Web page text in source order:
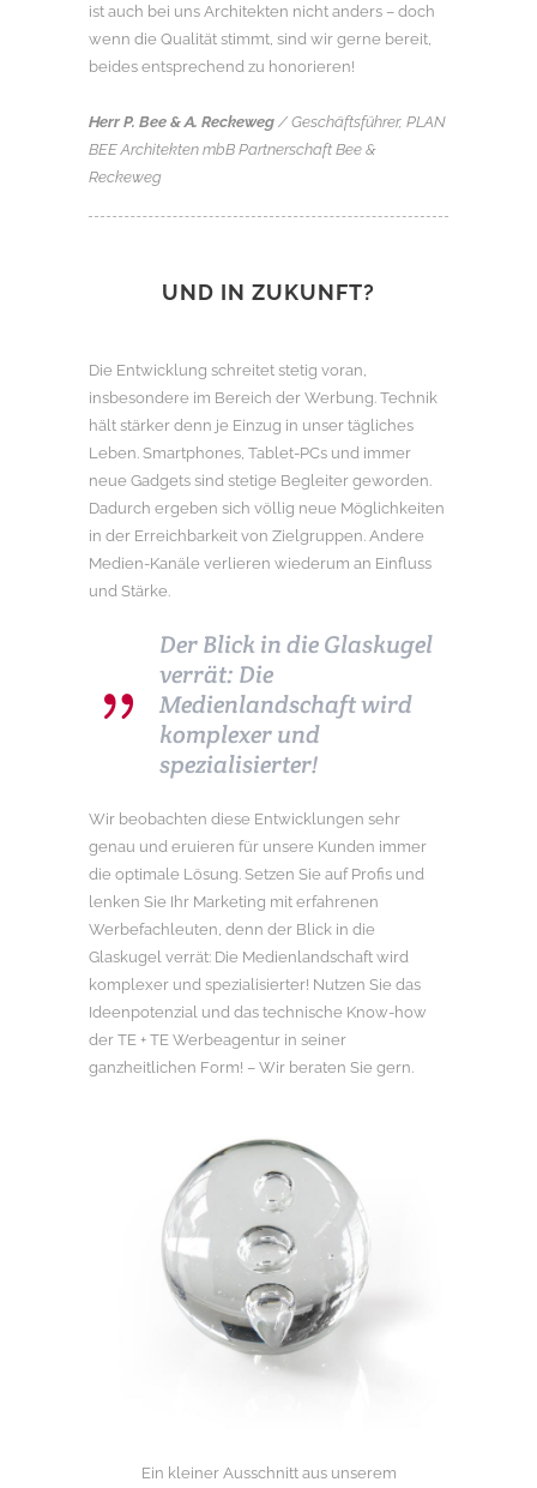
ist auch bei uns Architekten nicht anders – doch
wenn die Qualität stimmt, sind wir gerne bereit,
beides entsprechend zu honorieren!
Herr P. Bee & A. Reckeweg / Geschäftsführer, PLAN
BEE Architekten mbB Partnerschaft Bee &
Reckeweg
UND IN ZUKUNFT?
Die Entwicklung schreitet stetig voran,
insbesondere im Bereich der Werbung. Technik
hält stärker denn je Einzug in unser tägliches
Leben. Smartphones, Tablet-PCs und immer
neue Gadgets sind stetige Begleiter geworden.
Dadurch ergeben sich völlig neue Möglichkeiten
in der Erreichbarkeit von Zielgruppen. Andere
Medien-Kanäle verlieren wiederum an Einfluss
und Stärke.
Der Blick in die Glaskugel
verrät: Die
Medienlandschaft wird
komplexer und
spezialisierter!
Wir beobachten diese Entwicklungen sehr
genau und eruieren für unsere Kunden immer
die optimale Lösung. Setzen Sie auf Profis und
lenken Sie Ihr Marketing mit erfahrenen
Werbefachleuten, denn der Blick in die
Glaskugel verrät: Die Medienlandschaft wird
komplexer und spezialisierter! Nutzen Sie das
Ideenpotenzial und das technische Know-how
der TE + TE Werbeagentur in seiner
ganzheitlichen Form! – Wir beraten Sie gern.
Ein kleiner Ausschnitt aus unserem